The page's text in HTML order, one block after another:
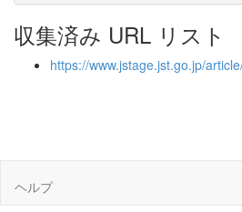
収集済み URL リスト
https://www.jstage.jst.go.jp/
ヘルプ